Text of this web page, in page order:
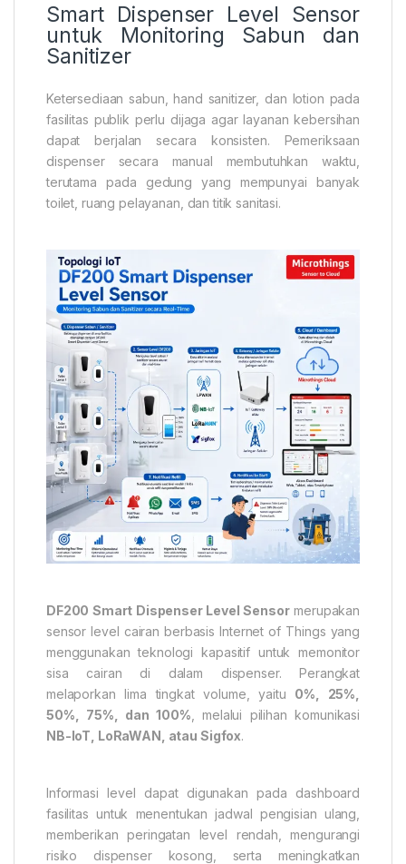
Smart Dispenser Level Sensor
untuk Monitoring Sabun dan
Sanitizer
Ketersediaan sabun, hand sanitizer, dan lotion pada
fasilitas publik perlu dijaga agar layanan kebersihan
dapat berjalan secara konsisten. Pemeriksaan
dispenser secara manual membutuhkan waktu,
terutama pada gedung yang mempunyai banyak
toilet, ruang pelayanan, dan titik sanitasi.
DF200 Smart Dispenser Level Sensormerupakan
sensor level cairan berbasis Internet of Things yang
menggunakan teknologi kapasitif untuk memonitor
sisa cairan di dalam dispenser. Perangkat
melaporkan lima tingkat volume, yaitu 0%, 25%,
50%, 75%, dan 100% , melalui pilihan komunikasi
NB-IoT, LoRaWAN, atau Sigfox.
Informasi level dapat digunakan pada dashboard
fasilitas untuk menentukan jadwal pengisian ulang,
memberikan peringatan level rendah, mengurangi
risiko dispenser kosong, serta meningkatkan